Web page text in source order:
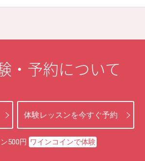
・予約について
体験レッスンを今すぐ予約
500円 ワインコインで体験